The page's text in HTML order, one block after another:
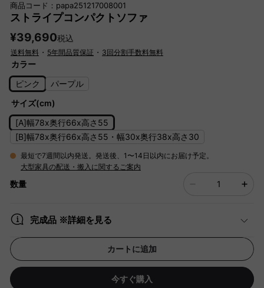
商品コード：papa251217008001
ストライプコンパクトソファ
¥39,690税込
送料無料 ・ 5年間品質保証 ・ 3回分割手数料無料
カラー
ピンク
パープル
サイズ(cm)
[A]幅78x奥行66x高さ55
[B]幅78x奥行66x高さ55・幅30x奥行38x高さ30
最短で7週間以内発送。発送後、1〜14日以内にお届け予定。
大型家具の配送・搬入に関するご案内
数量
完成品 ※詳細を見る
カートに追加
今すぐ購入